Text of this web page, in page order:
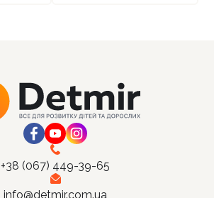
+38 (067) 449-39-65
info@detmir.com.ua